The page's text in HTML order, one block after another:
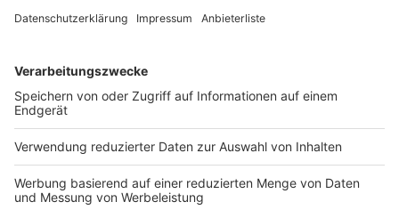
Services
Bauprojekt-Quiz
Häuser-Suche
Hausanbieter-Suche
Bauprojekt-Profil